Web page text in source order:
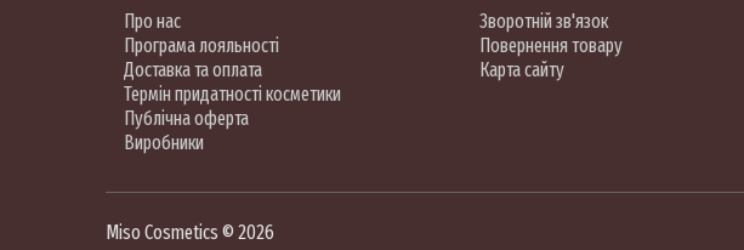
Про нас
Програма лояльності
Доставка та оплата
Термін придатності косметики
Публічна оферта
Виробники
Зворотній зв'язок
Повернення товару
Карта сайту
Miso Cosmetics © 2026